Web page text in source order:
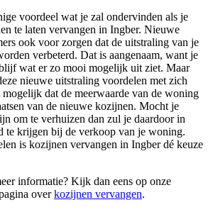
voordeel wat je zal ondervinden als je
te laten vervangen in Ingber. Nieuwe
ook voor zorgen dat de uitstraling van je
verbeterd. Dat is aangenaam, want je
wat er zo mooi mogelijk uit ziet. Maar
nieuwe uitstraling voordelen met zich
mogelijk dat de meerwaarde van de woning
van de nieuwe kozijnen. Mocht je
om te verhuizen dan zul je daardoor in
te krijgen bij de verkoop van je woning.
is kozijnen vervangen in Ingber dé keuze
informatie? Kijk dan eens op onze
overkozijnen vervangen.